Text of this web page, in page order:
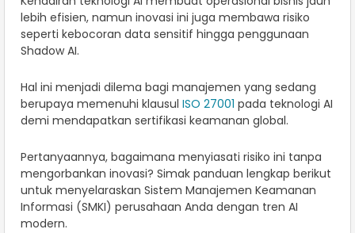
lebih efisien, namun inovasi ini juga membawa risiko
seperti kebocoran data sensitif hingga penggunaan
Shadow AI.
Hal ini menjadi dilema bagi manajemen yang sedang
berupaya memenuhi klausul ISO 27001 pada teknologi AI
demi mendapatkan sertifikasi keamanan global.
Pertanyaannya, bagaimana menyiasati risiko ini tanpa
mengorbankan inovasi? Simak panduan lengkap berikut
untuk menyelaraskan Sistem Manajemen Keamanan
Informasi (SMKI) perusahaan Anda dengan tren AI
modern.